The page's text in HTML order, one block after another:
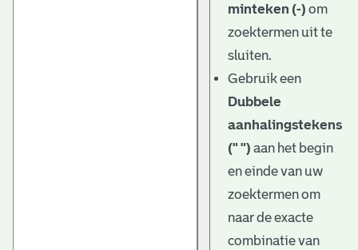
minteken (-) om
zoektermen uit te
sluiten.
Gebruik een
Dubbele
aanhalingstekens
(" ") aan het begin
en einde van uw
zoektermen om
naar de exacte
combinatie van